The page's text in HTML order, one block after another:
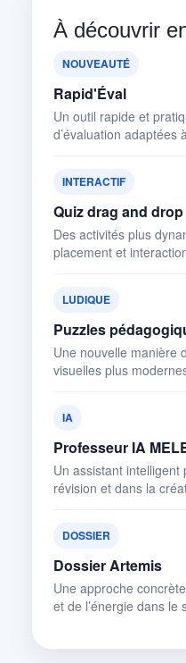
À découvrir
NOUVEAUTÉ
Rapid'Éval
Un outil rapide et
d’évaluation adaptées
INTERACTIF
Quiz drag and drop
Des activités plus
placement et
LUDIQUE
Puzzles
Une nouvelle manière
visuelles plus
IA
Professeur IA
Un assistant
révision et dans la
DOSSIER
Dossier Artemis
Une approche
et de l’énergie dans le